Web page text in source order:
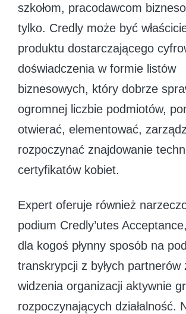
szkołom, pracodawcom
tylko. Credly może być
produktu dostarczającego
doświadczenia w formie listów
biznesowych, który dobrze
ogromnej liczbie podmiotów,
otwierać, elementować,
rozpoczynać znajdowanie
certyfikatów kobiet.
Expert oferuje również
podium Credly’utes
dla kogoś płynny sposób na
transkrypcji z byłych partnerów
widzenia organizacji aktywnie
rozpoczynających działalność.